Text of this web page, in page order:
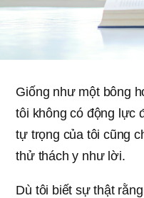
Giống như một bông
tôi không có động lực
tự trọng của tôi cũng
thử thách y như lời.
Dù tôi biết sự thật